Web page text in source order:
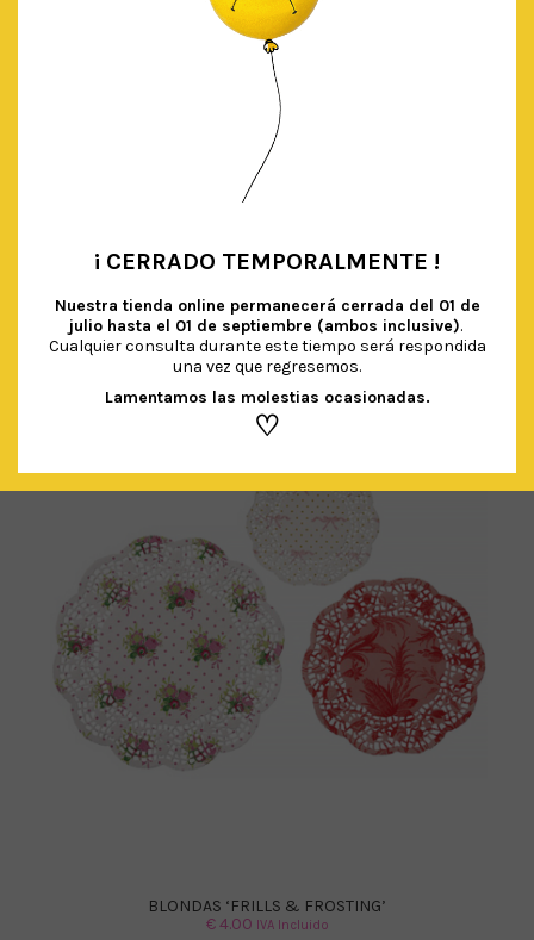
AÑADIR AL CARRITO
BLONDAS ‘FRILLS & FROSTING’
€4.00 IVA Incluido
¡ CERRADO TEMPORALMENTE !
Nuestra tienda online permanecerá cerrada del 01 de
julio hasta el 01 de septiembre (ambos inclusive).
Cualquier consulta durante este tiempo será respondida
una vez que regresemos.
Lamentamos las molestias ocasionadas.
♡